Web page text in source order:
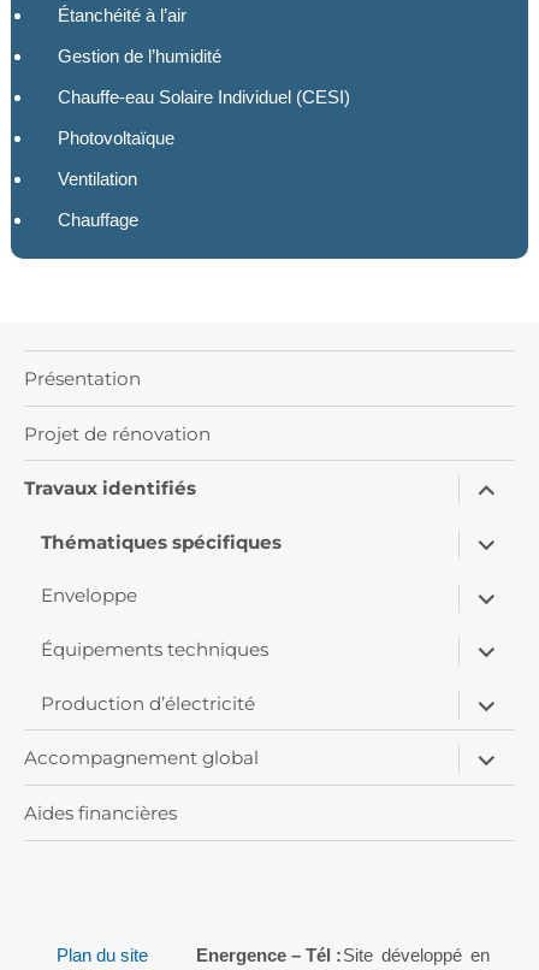
Étanchéité à l’air
Gestion de l’humidité
Chauffe-eau Solaire Individuel (CESI)
Photovoltaïque
Ventilation
Chauffage
Présentation
Projet de rénovation
Travaux identifiés
ouvrir
le
menu
Thématiques spécifiques
ouvrir
le
menu
Enveloppe
ouvrir
le
menu
Équipements techniques
ouvrir
le
menu
Production d’électricité
ouvrir
le
sous-
menu
Accompagnement global
ouvrir
le
sous-
Aides financières
Plan du site Energence – Tél :Site développé en